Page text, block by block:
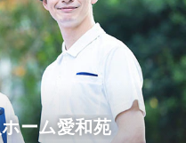
ーム愛和苑